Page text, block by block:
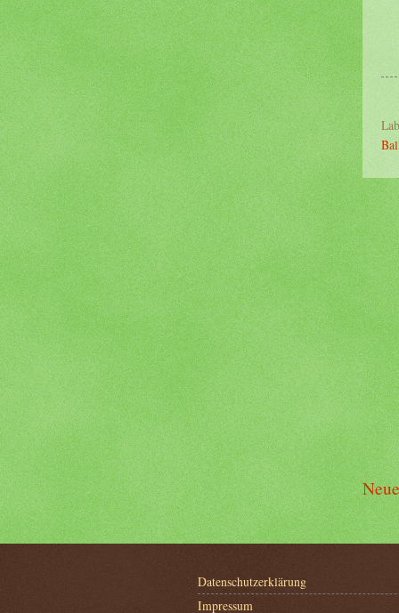
Datenschutzerklärung
Impressum